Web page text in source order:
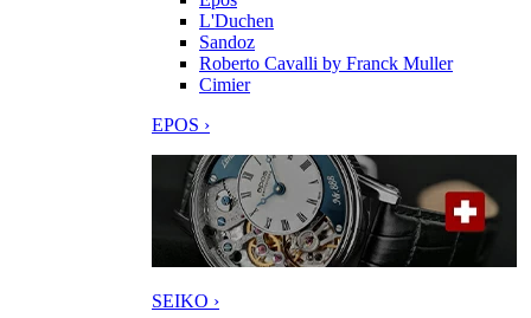
L'Duchen
Sandoz
Roberto Cavalli by Franck Muller
Cimier
EPOS ›
SEIKO ›